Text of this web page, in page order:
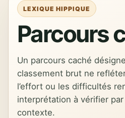
LEXIQUE HIPPIQUE
Parcours
Un parcours caché
classement brut ne
l’effort ou les difficultés
interprétation à vérifier
contexte.